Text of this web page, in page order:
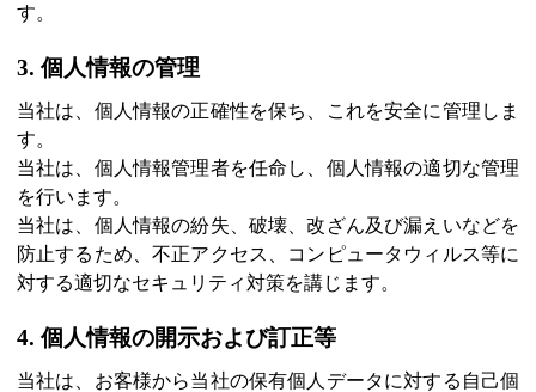
す。
3. 個人情報の管理
当社は、個人情報の正確性を保ち、これを安全に管理しま
す。
当社は、個人情報管理者を任命し、個人情報の適切な管理
を行います。
当社は、個人情報の紛失、破壊、改ざん及び漏えいなどを
防止するため、不正アクセス、コンピュータウィルス等に
対する適切なセキュリティ対策を講じます。
4. 個人情報の開示および訂正等
当社は、お客様から当社の保有個人データに対する自己個